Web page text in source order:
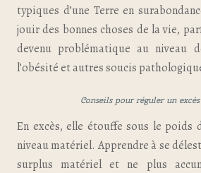
typiques d’une Terre en
jouir des bonnes choses de la vie,
devenu problématique au niveau
l’obésité et autres soucis
Conseils pour réguler un
En excès, elle étouffe sous le poids
niveau matériel. Apprendre à se
surplus matériel et ne plus